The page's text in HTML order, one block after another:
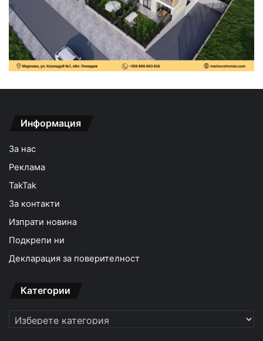
Информация
За нас
Реклама
TakTak
За контакти
Изпрати новина
Подкрепи ни
Декларация за поверителност
Категории
Категории